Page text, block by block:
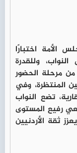
الأمة اختبارًا
وللقدرة
من مرحلة الحضور
المنتظرة، وفي
تضع النواب
رفيع المستوى
ثقة الأردنيين